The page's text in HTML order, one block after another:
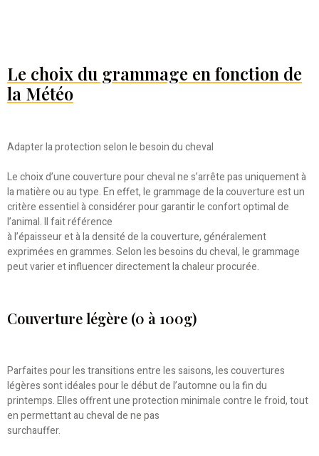
Le choix du grammage en fonction de
la Météo
Adapter la protection selon le besoin du cheval
Le choix d’une couverture pour cheval ne s’arrête pas uniquement à
la matière ou au type. En effet, le grammage de la couverture est un
critère essentiel à considérer pour garantir le confort optimal de
l’animal. Il fait référence
à l’épaisseur et à la densité de la couverture, généralement
exprimées en grammes. Selon les besoins du cheval, le grammage
peut varier et influencer directement la chaleur procurée.
Couverture légère (0 à 100g)
Parfaites pour les transitions entre les saisons, les couvertures
légères sont idéales pour le début de l’automne ou la fin du
printemps. Elles offrent une protection minimale contre le froid, tout
en permettant au cheval de ne pas
surchauffer.